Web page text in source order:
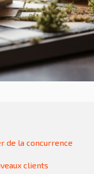
de la concurrence
clients